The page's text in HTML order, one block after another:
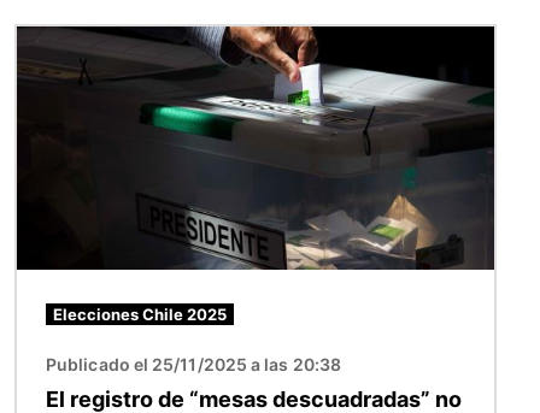
Elecciones Chile 2025
Publicado el 25/11/2025 a las 20:38
El registro de “mesas descuadradas” no